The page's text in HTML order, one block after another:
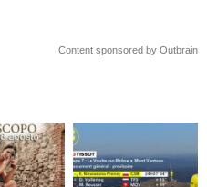
Content sponsored by Outbrain